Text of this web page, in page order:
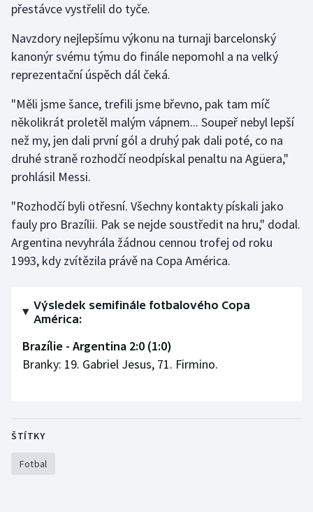
Triatlon
Vodní slalom
Volejbal
přestávce vystřelil do tyče.
Navzdory nejlepšímu výkonu na turnaji barcelonský
kanonýr svému týmu do finále nepomohl a na velký
reprezentační úspěch dál čeká.
"Měli jsme šance, trefili jsme břevno, pak tam míč
několikrát proletěl malým vápnem... Soupeř nebyl lepší
než my, jen dali první gól a druhý pak dali poté, co na
druhé straně rozhodčí neodpískal penaltu na Agüera,"
prohlásil Messi.
"Rozhodčí byli otřesní. Všechny kontakty pískali jako
fauly pro Brazílii. Pak se nejde soustředit na hru," dodal.
Argentina nevyhrála žádnou cennou trofej od roku
1993, kdy zvítězila právě na Copa América.
Výsledek semifinále fotbalového Copa
América:
Brazílie - Argentina 2:0 (1:0)
Branky: 19. Gabriel Jesus, 71. Firmino.
ŠTÍTKY
Fotbal